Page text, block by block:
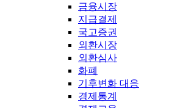
금융시장
지급결제
국고증권
외환시장
외환심사
화폐
기후변화 대응
경제통계